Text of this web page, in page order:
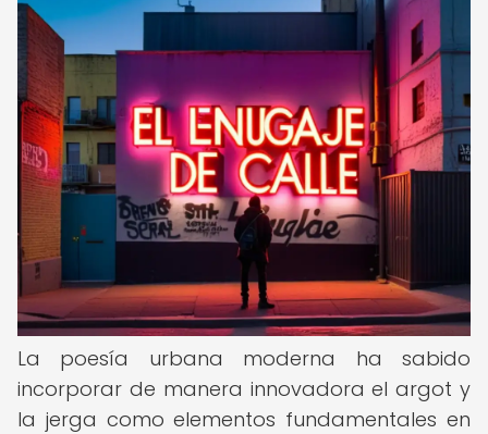
La poesía urbana moderna ha sabido
incorporar de manera innovadora el argot y
la jerga como elementos fundamentales en